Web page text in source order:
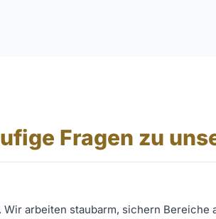
Fragen zu
Wir arbeiten staubarm, sichern